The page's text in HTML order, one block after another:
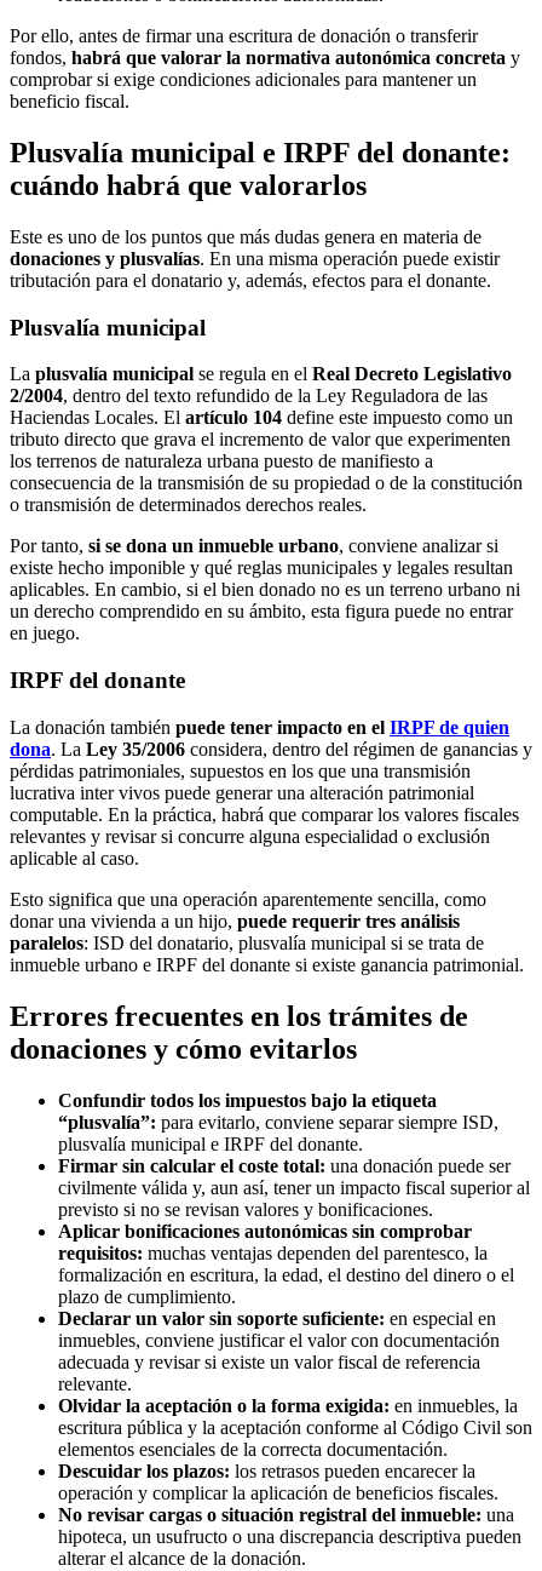
Por ello, antes de firmar una escritura de donación o transferir
fondos, habrá que valorar la normativa autonómica concreta y
comprobar si exige condiciones adicionales para mantener un
beneficio fiscal.
Plusvalía municipal e IRPF del donante:
cuándo habrá que valorarlos
Este es uno de los puntos que más dudas genera en materia de
donaciones y plusvalías. En una misma operación puede existir
tributación para el donatario y, además, efectos para el donante.
Plusvalía municipal
La plusvalía municipal se regula en el Real Decreto Legislativo
2/2004, dentro del texto refundido de la Ley Reguladora de las
Haciendas Locales. El artículo 104 define este impuesto como un
tributo directo que grava el incremento de valor que experimenten
los terrenos de naturaleza urbana puesto de manifiesto a
consecuencia de la transmisión de su propiedad o de la constitución
o transmisión de determinados derechos reales.
Por tanto, si se dona un inmueble urbano, conviene analizar si
existe hecho imponible y qué reglas municipales y legales resultan
aplicables. En cambio, si el bien donado no es un terreno urbano ni
un derecho comprendido en su ámbito, esta figura puede no entrar
en juego.
IRPF del donante
La donación también puede tener impacto en el IRPF de quien
dona. La Ley 35/2006 considera, dentro del régimen de ganancias y
pérdidas patrimoniales, supuestos en los que una transmisión
lucrativa inter vivos puede generar una alteración patrimonial
computable. En la práctica, habrá que comparar los valores fiscales
relevantes y revisar si concurre alguna especialidad o exclusión
aplicable al caso.
Esto significa que una operación aparentemente sencilla, como
donar una vivienda a un hijo, puede requerir tres análisis
paralelos: ISD del donatario, plusvalía municipal si se trata de
inmueble urbano e IRPF del donante si existe ganancia patrimonial.
Errores frecuentes en los trámites de
donaciones y cómo evitarlos
Confundir todos los impuestos bajo la etiqueta
“plusvalía”: para evitarlo, conviene separar siempre ISD,
plusvalía municipal e IRPF del donante.
Firmar sin calcular el coste total: una donación puede ser
civilmente válida y, aun así, tener un impacto fiscal superior al
previsto si no se revisan valores y bonificaciones.
Aplicar bonificaciones autonómicas sin comprobar
requisitos: muchas ventajas dependen del parentesco, la
formalización en escritura, la edad, el destino del dinero o el
plazo de cumplimiento.
Declarar un valor sin soporte suficiente: en especial en
inmuebles, conviene justificar el valor con documentación
adecuada y revisar si existe un valor fiscal de referencia
relevante.
Olvidar la aceptación o la forma exigida: en inmuebles, la
escritura pública y la aceptación conforme al Código Civil son
elementos esenciales de la correcta documentación.
Descuidar los plazos: los retrasos pueden encarecer la
operación y complicar la aplicación de beneficios fiscales.
No revisar cargas o situación registral del inmueble: una
hipoteca, un usufructo o una discrepancia descriptiva pueden
alterar el alcance de la donación.